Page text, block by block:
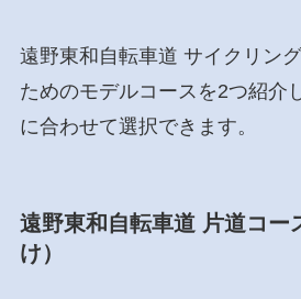
遠野東和自転車道 サイクリン
ためのモデルコースを2つ紹介
に合わせて選択できます。
遠野東和自転車道 片道コー
け）